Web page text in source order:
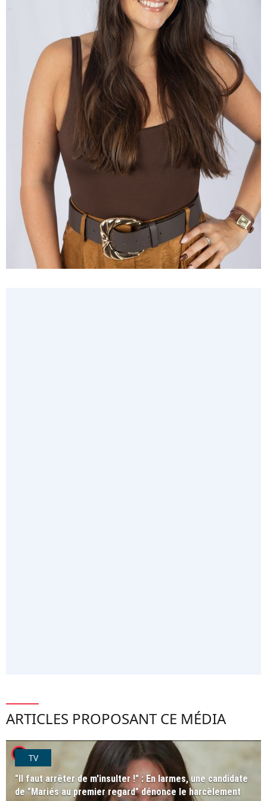
ARTICLES PROPOSANT CE MÉDIA
player2TV
"Il faut arrêter de m'insulter !" : En larmes, une candidate
de "Mariés au premier regard" dénonce le harcèlement